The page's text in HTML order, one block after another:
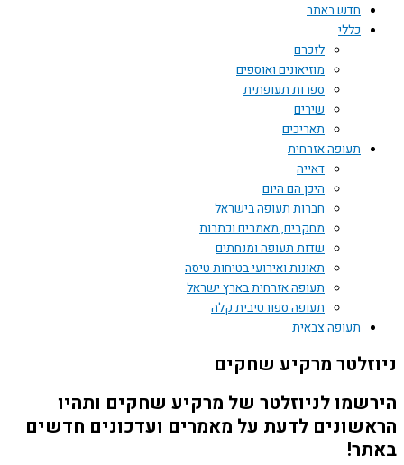
חדש באתר
כללי
לזכרם
מוזיאונים ואוספים
ספרות תעופתית
שירים
תאריכים
תעופה אזרחית
דאייה
היכן הם היום
חברות תעופה בישראל
מחקרים, מאמרים וכתבות
שדות תעופה ומנחתים
תאונות ואירועי בטיחות טיסה
תעופה אזרחית בארץ ישראל
תעופה ספורטיבית קלה
תעופה צבאית
מרקיע שחקים
לניוזלטר של מרקיע שחקים ותהיו
לדעת על מאמרים ועדכונים חדשים